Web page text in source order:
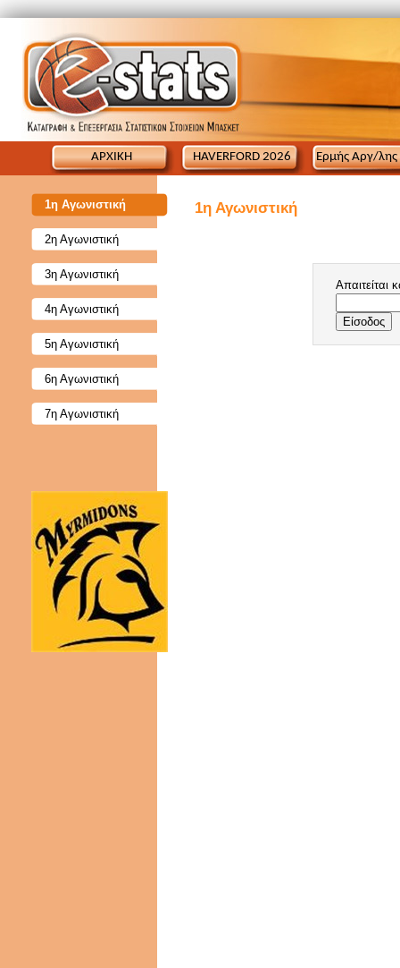
ΑΡΧΙΚΗ HAVERFORD 2026 Ερμής Αργ/
1η Αγωνιστική
2η Αγωνιστική
3η Αγωνιστική
4η Αγωνιστική
5η Αγωνιστική
6η Αγωνιστική
7η Αγωνιστική
1η Αγωνιστική
Απαιτείται